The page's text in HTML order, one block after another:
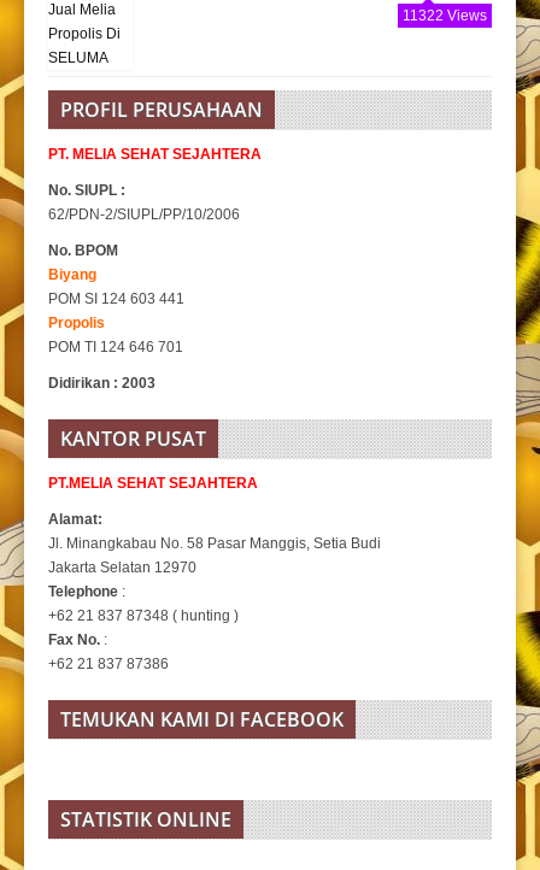
11322 Views
PROFIL PERUSAHAAN
PT. MELIA SEHAT SEJAHTERA
No. SIUPL :
62/PDN-2/SIUPL/PP/10/2006
No. BPOM
Biyang
POM SI 124 603 441
Propolis
POM TI 124 646 701
Didirikan : 2003
KANTOR PUSAT
PT.MELIA SEHAT SEJAHTERA
Alamat:
Jl. Minangkabau No. 58 Pasar Manggis, Setia Budi
Jakarta Selatan 12970
Telephone :
+62 21 837 87348 ( hunting )
Fax No. :
+62 21 837 87386
TEMUKAN KAMI DI FACEBOOK
STATISTIK ONLINE